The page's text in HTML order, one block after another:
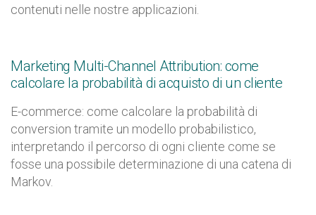
contenuti nelle nostre applicazioni.
Marketing Multi-Channel Attribution: come
calcolare la probabilità di acquisto di un cliente
E-commerce: come calcolare la probabilità di
conversion tramite un modello probabilistico,
interpretando il percorso di ogni cliente come se
fosse una possibile determinazione di una catena di
Markov.